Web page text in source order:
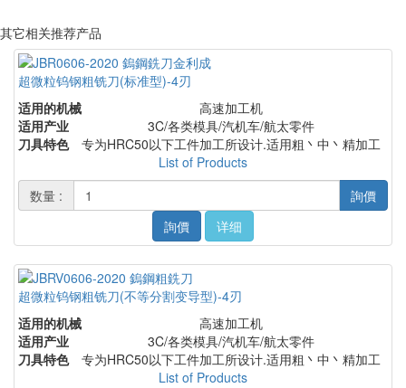
其它相关推荐产品
超微粒钨钢粗铣刀(标准型)-4刃
适用的机械
高速加工机
适用产业
3C/各类模具/汽机车/航太零件
刀具特色
专为HRC50以下工件加工所设计.适用粗丶中丶精加工
List of Products
数量 :
詢價
詢價
详细
超微粒钨钢粗铣刀(不等分割变导型)-4刃
适用的机械
高速加工机
适用产业
3C/各类模具/汽机车/航太零件
刀具特色
专为HRC50以下工件加工所设计.适用粗丶中丶精加工
List of Products